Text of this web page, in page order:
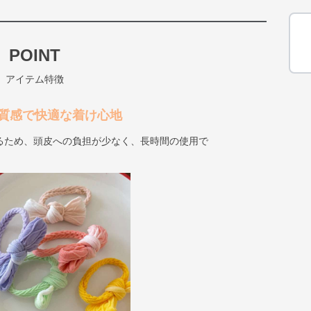
POINT
アイテム特徴
感で快適な着け心地
め、頭皮への負担が少なく、長時間の使用で